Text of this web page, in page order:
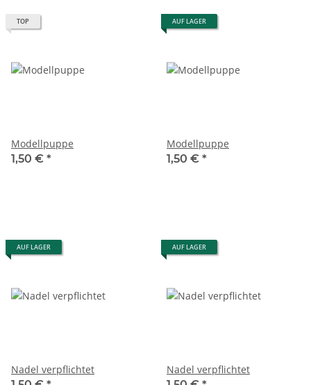
TOP
Modellpuppe
1,50 € *
AUF LAGER
Modellpuppe
1,50 € *
AUF LAGER
Nadel verpflichtet
AUF LAGER
Nadel verpflichtet